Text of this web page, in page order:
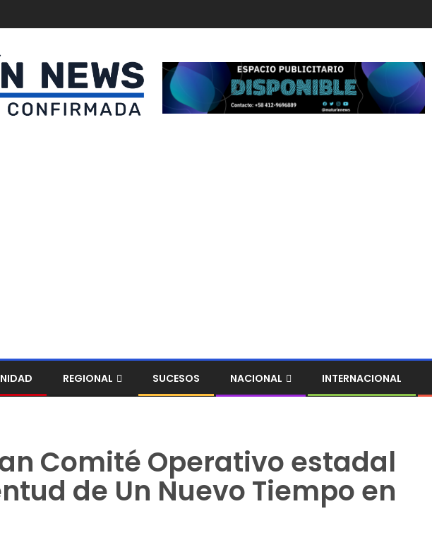
REGIONAL SUCESOS NACIONAL INTERNACIONAL
Comité Operativo estadal
de Un Nuevo Tiempo en